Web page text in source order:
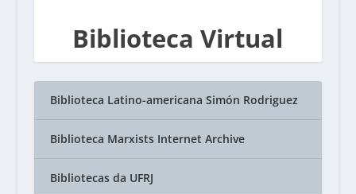
Biblioteca Virtual
Biblioteca Latino-americana Simón Rodriguez
Biblioteca Marxists Internet Archive
Bibliotecas da UFRJ